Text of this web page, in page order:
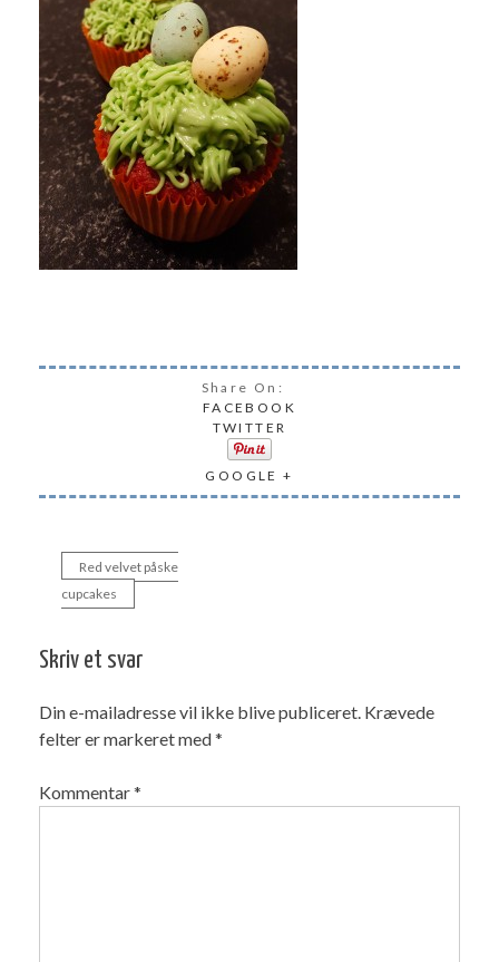
Share On:
FACEBOOK
TWITTER
GOOGLE +
Indlægsnavigation
Red velvet påske
cupcakes
Skriv et svar
Din e-mailadresse vil ikke blive publiceret. Krævede
felter er markeret med*
Kommentar*